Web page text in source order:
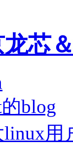
芯
blog
用